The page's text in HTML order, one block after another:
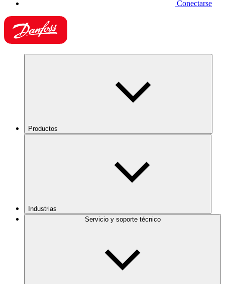
Conectarse
Productos
Industrias
Servicio y soporte técnico